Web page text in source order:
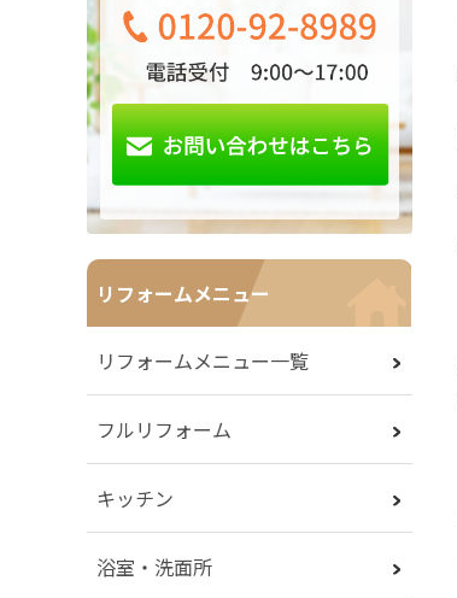
リフォームメニュー
リフォームメニュー一覧
フルリフォーム
キッチン
浴室・洗面所